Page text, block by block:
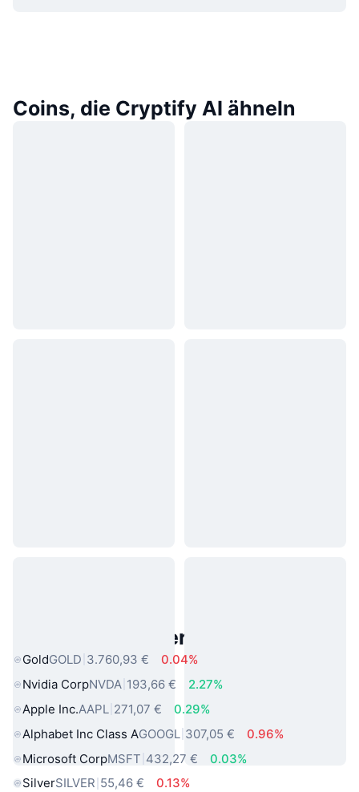
Coins, die Cryptify AI ähneln
Beliebte reale Vermögenswerte
GoldGOLD 3.760,93 €
0.04%
Nvidia CorpNVDA 193,66 €
2.27%
Apple Inc.AAPL 271,07 €
0.29%
Alphabet Inc Class AGOOGL 307,05 €
0.96%
Microsoft CorpMSFT 432,27 €
0.03%
SilverSILVER 55,46 €
0.13%